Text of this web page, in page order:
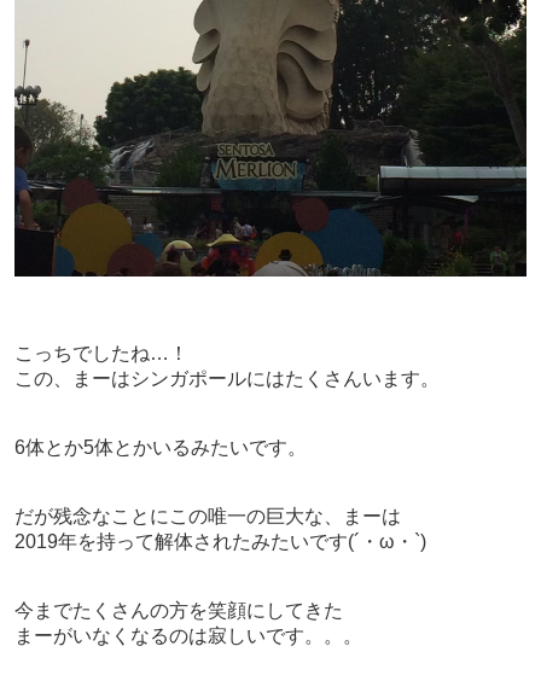
こっちでしたね…！
この、まーはシンガポールにはたくさんいます。
6体とか5体とかいるみたいです。
だが残念なことにこの唯一の巨大な、まーは
2019年を持って解体されたみたいです(´・ω・`)
今までたくさんの方を笑顔にしてきた
まーがいなくなるのは寂しいです。。。